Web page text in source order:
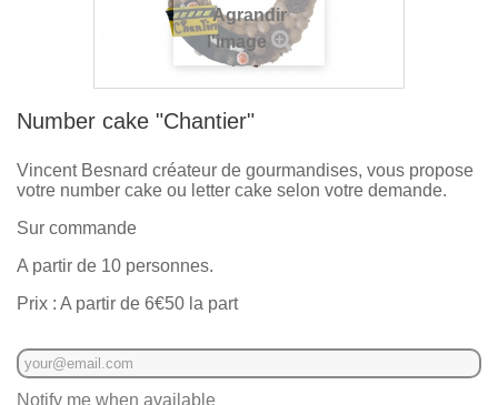
Agrandir
l'image
Number cake "Chantier"
Vincent Besnard créateur de gourmandises, vous propose
votre number cake ou letter cake selon votre demande.
Sur commande
A partir de 10 personnes.
Prix : A partir de 6€50 la part
Notify me when available